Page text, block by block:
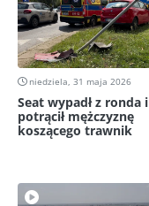
niedziela, 31 maja 2026
Seat wypadł z ronda i
potrącił mężczyznę
koszącego trawnik